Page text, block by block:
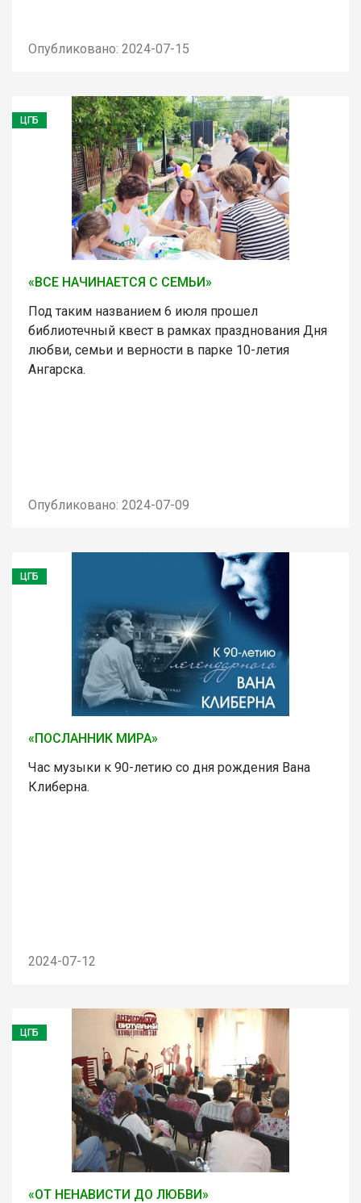
Опубликовано: 2024-07-15
ЦГБ
«ВСЕ НАЧИНАЕТСЯ С СЕМЬИ»
Под таким названием 6 июля прошел
библиотечный квест в рамках празднования Дня
любви, семьи и верности в парке 10-летия
Ангарска.
Опубликовано: 2024-07-09
ЦГБ
«ПОСЛАННИК МИРА»
Час музыки к 90-летию со дня рождения Вана
Клиберна.
2024-07-12
ЦГБ
«ОТ НЕНАВИСТИ ДО ЛЮБВИ»